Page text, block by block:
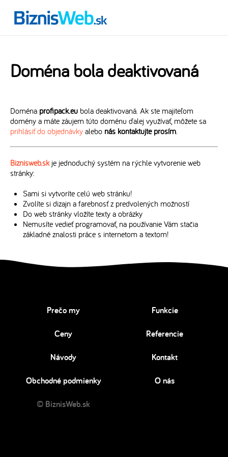
Doména bola deaktivovaná
Doména profipack.eu bola deaktivovaná. Ak ste majiteľom
domény a máte záujem túto doménu ďalej využívať, môžete sa
prihlásiť do objednávky alebo nás kontaktujte prosím.
Biznisweb.skje jednoduchý systém na rýchle vytvorenie web
stránky:
Sami si vytvoríte celú web stránku!
Zvolíte si dizajn a farebnosť z predvolených možností
Do web stránky vložíte texty a obrázky
Nemusíte vedieť programovať, na používanie Vám stačia
základné znalosti práce s internetom a textom!
Prečo my Funkcie
Ceny Referencie
Návody Kontakt
Obchodné podmienky O nás
© BiznisWeb.sk